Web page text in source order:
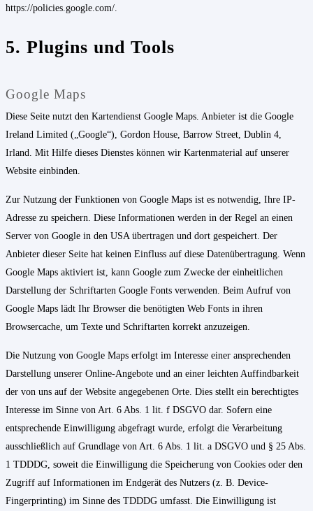
https://policies.google.com/.
5. Plugins und Tools
Google Maps
Diese Seite nutzt den Kartendienst Google Maps. Anbieter ist die Google
Ireland Limited („Google“), Gordon House, Barrow Street, Dublin 4,
Irland. Mit Hilfe dieses Dienstes können wir Kartenmaterial auf unserer
Website einbinden.
Zur Nutzung der Funktionen von Google Maps ist es notwendig, Ihre IP-
Adresse zu speichern. Diese Informationen werden in der Regel an einen
Server von Google in den USA übertragen und dort gespeichert. Der
Anbieter dieser Seite hat keinen Einfluss auf diese Datenübertragung. Wenn
Google Maps aktiviert ist, kann Google zum Zwecke der einheitlichen
Darstellung der Schriftarten Google Fonts verwenden. Beim Aufruf von
Google Maps lädt Ihr Browser die benötigten Web Fonts in ihren
Browsercache, um Texte und Schriftarten korrekt anzuzeigen.
Die Nutzung von Google Maps erfolgt im Interesse einer ansprechenden
Darstellung unserer Online-Angebote und an einer leichten Auffindbarkeit
der von uns auf der Website angegebenen Orte. Dies stellt ein berechtigtes
Interesse im Sinne von Art. 6 Abs. 1 lit. f DSGVO dar. Sofern eine
entsprechende Einwilligung abgefragt wurde, erfolgt die Verarbeitung
ausschließlich auf Grundlage von Art. 6 Abs. 1 lit. a DSGVO und § 25 Abs.
1 TDDDG, soweit die Einwilligung die Speicherung von Cookies oder den
Zugriff auf Informationen im Endgerät des Nutzers (z. B. Device-
Fingerprinting) im Sinne des TDDDG umfasst. Die Einwilligung ist